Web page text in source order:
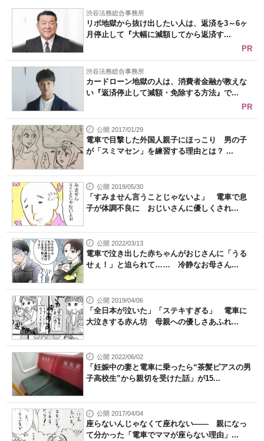
渋谷法務総合事務所
リボ地獄から抜け出したい人は、返済を3～6ヶ
月停止して『大幅に減額してから返済す...
PR
渋谷法務総合事務所
カードローン地獄の人は、消費者金融が教えな
い『返済停止して減額・免除する方法』で...
PR
公開 2017/01/29
電車で目撃した外国人親子にほっこり 男の子
が「スミマセン」を練習する理由とは？ ...
公開 2019/05/30
「すみません言うことじゃないよ」 電車で息
子が体調不良に おじいさんに優しくされ...
公開 2022/03/13
電車で泣き出した赤ちゃんがおじさんに「うる
せぇ！」と迫られて…… 冷静なお母さん...
公開 2019/04/06
「全日本が泣いた」「ステキすぎる」 電車に
大泣きする赤ん坊 母親への優しさあふれ...
公開 2022/06/02
「妊娠中の妻と電車に乗ったら“茶髪ピアスの男
子高校生”から親切を受けた話」が15...
公開 2017/04/04
座らないんじゃなくて座れない―― 親になっ
て分かった「電車でママが座らない理由」...